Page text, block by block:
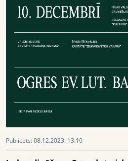
Publicēts:08.12.2023. 13:10